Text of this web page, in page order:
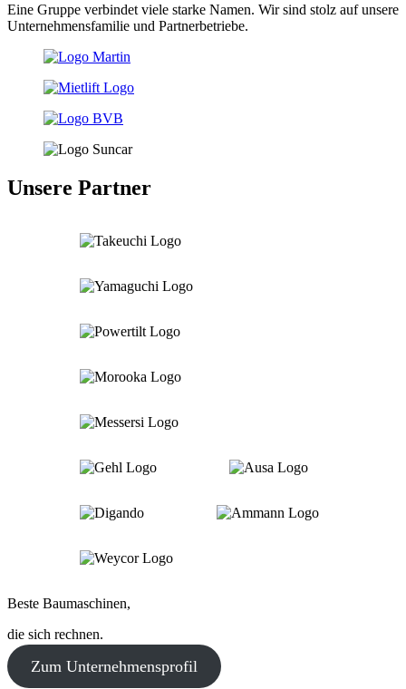
Eine Gruppe verbindet viele starke Namen. Wir sind stolz auf unsere
Unternehmensfamilie und Partnerbetriebe.
Unsere Partner
Beste Baumaschinen,
die sich rechnen.
Zum Unternehmensprofil